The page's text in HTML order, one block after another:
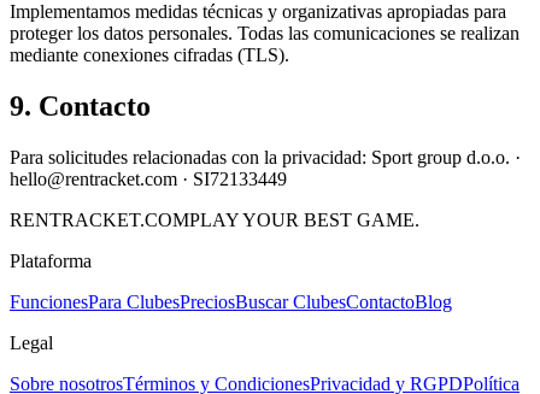
Implementamos medidas técnicas y organizativas apropiadas para
proteger los datos personales. Todas las comunicaciones se realizan
mediante conexiones cifradas (TLS).
9. Contacto
Para solicitudes relacionadas con la privacidad: Sport group d.o.o. ·
hello@rentracket.com · SI72133449
RENTRACKET.COMPLAY YOUR BEST GAME.
Plataforma
FuncionesPara ClubesPreciosBuscar ClubesContactoBlog
Legal
Sobre nosotrosTérminos y CondicionesPrivacidad y RGPDPolítica